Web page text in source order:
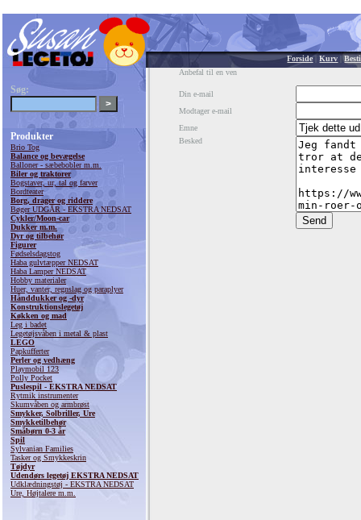
Forside|Kurv |
Søg:
Produkter
Brio Tog
Balance og bevægelse
Balloner - sæbebobler m.m.
Biler og traktorer
Bogstaver, ur, tal og farver
Bordteater
Borg, drager og riddere
Bøger UDGÅR - EKSTRA NEDSAT
Cykler/Moon-car
Dukker m.m.
Dyr og tilbehør
Figurer
Fødselsdagstog
Haba gulvtæpper NEDSAT
Haba Lamper NEDSAT
Hobby materialer
Huer, vanter, regnslag og paraplyer
Hånddukker og -dyr
Konstruktionslegetøj
Køkken og mad
Leg i badet
Legetøjsvåben i metal & plast
LEGO
Papkufferter
Perler og vedhæng
Playmobil 123
Polly Pocket
Puslespil - EKSTRA NEDSAT
Rytmik instrumenter
Skumvåben og armbrøst
Smykker, Solbriller, Ure
Smykketilbehør
Småbørn 0-3 år
Spil
Sylvanian Families
Tasker og Smykkeskrin
Tøjdyr
Udendørs legetøj EKSTRA NEDSAT
Udklædningstøj - EKSTRA NEDSAT
Ure, Højtalere m.m.
Anbefal til en ven
Din e-mail
Modtager e-mail
Emne
Besked